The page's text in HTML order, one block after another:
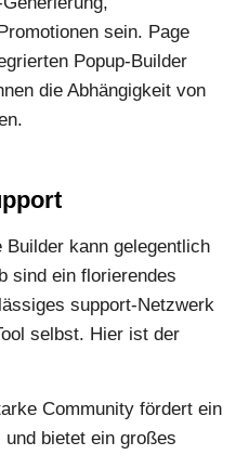
sein. Page
Popup-Builder
die Abhängigkeit von
kann gelegentlich
sind ein florierendes
support-Netzwerk
selbst. Hier ist der
Community fördert ein
bietet ein großes